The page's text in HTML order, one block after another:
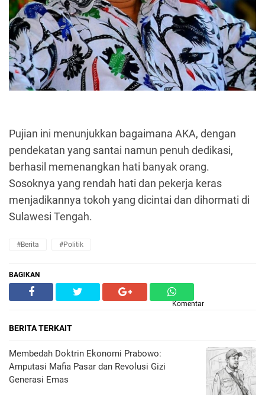
Pujian ini menunjukkan bagaimana AKA, dengan
pendekatan yang santai namun penuh dedikasi,
berhasil memenangkan hati banyak orang.
Sosoknya yang rendah hati dan pekerja keras
menjadikannya tokoh yang dicintai dan dihormati di
Sulawesi Tengah.
#Berita #Politik
BAGIKAN
Komentar
BERITA TERKAIT
Membedah Doktrin Ekonomi Prabowo:
Amputasi Mafia Pasar dan Revolusi Gizi
Generasi Emas